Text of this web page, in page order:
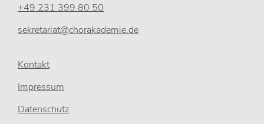
+49 231 399 80 50
sekretariat@chorakademie.de
Kontakt
Impressum
Datenschutz